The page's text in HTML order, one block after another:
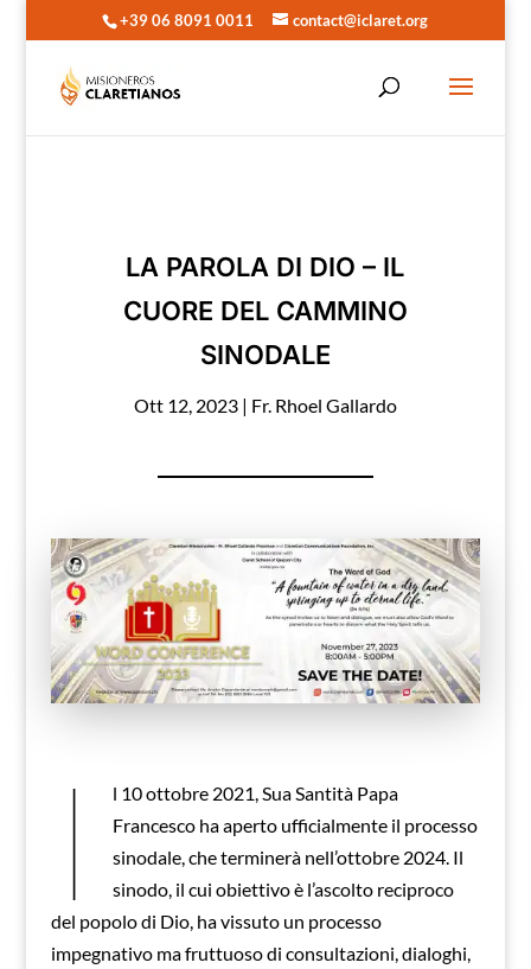
+39 06 8091 0011 contact@iclaret.org
LA PAROLA DI DIO – IL
CUORE DEL CAMMINO
SINODALE
Ott 12, 2023| Fr. Rhoel Gallardo
I
l 10 ottobre 2021, Sua Santità Papa
Francesco ha aperto ufficialmente il processo
sinodale, che terminerà nell’ottobre 2024. Il
sinodo, il cui obiettivo è l’ascolto reciproco
del popolo di Dio, ha vissuto un processo
impegnativo ma fruttuoso di consultazioni, dialoghi,